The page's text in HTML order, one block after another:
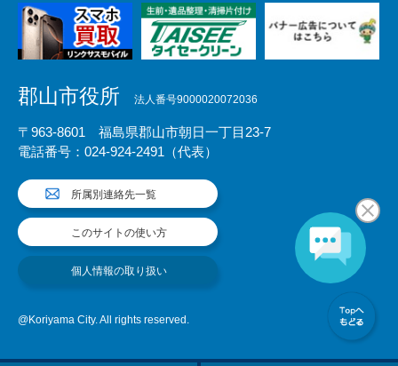
郡山市役所 法人番号9000020072036
〒963-8601 福島県郡山市朝日一丁目23-7
電話番号：024-924-2491（代表）
所属別連絡先一覧
このサイトの使い方
個人情報の取り扱い
@Koriyama City. All rights reserved.